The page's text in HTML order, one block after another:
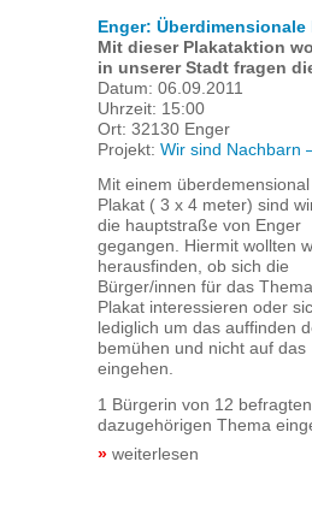
Enger:
Mit dieser Plakataktion
in unserer Stadt fragen
Datum: 06.09.2011
Uhrzeit: 15:00
Ort: 32130 Enger
Projekt: Wir sind Nachbarn
Mit einem
Plakat ( 3 x 4 meter) sind
die hauptstraße von Enger
gegangen. Hiermit wollten
herausfinden, ob sich die
Bürger/innen für das
Plakat interessieren oder
lediglich um das auffinden
bemühen und nicht auf das
eingehen.
1 Bürgerin von 12
dazugehörigen Thema
weiterlesen